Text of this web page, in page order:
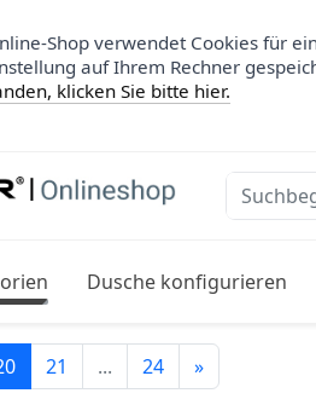
Shop verwendet Cookies für
auf Ihrem Rechner
klicken Sie bitte hier.
Dusche konfigurieren
21 ... 24 »Weiter